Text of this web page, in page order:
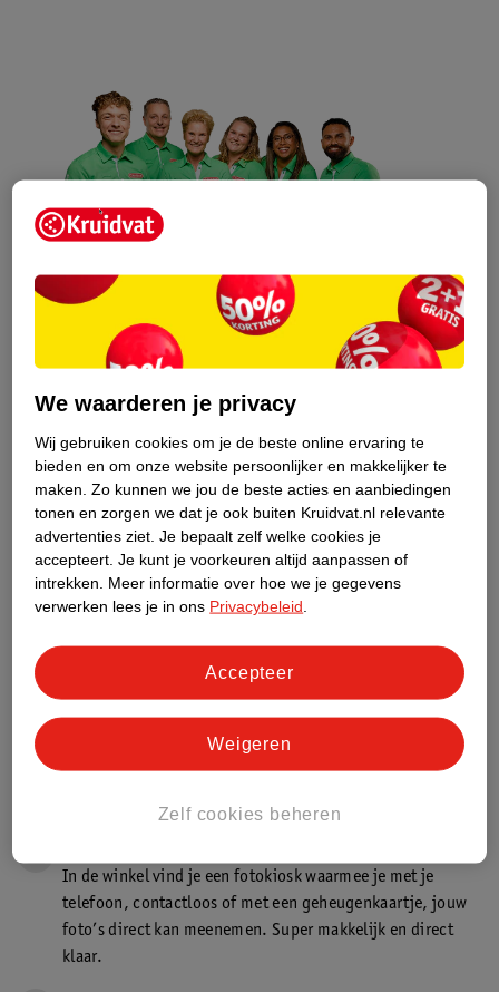
Kruidvat is een erkend specialist in
gezondheidsvraag ook is, stel hem aan
ons!
Stel je gezondheidsvraag
Ook in deze winkel
Kruidvat.nl ophaalpunt
winkel. Zo hoef je niet thuis te blijven voor de Kruidvat
Kruidvat is een gecertificeerd drogist. Dit betekent dat je
winkel én online!
In de winkel vind je een fotokiosk waarmee je met je
telefoon, contactloos of met een geheugenkaartje, jouw
foto’s direct kan meenemen. Super makkelijk en direct
klaar.
We waarderen je privacy
Wij gebruiken cookies om je de beste online ervaring te
bieden en om onze website persoonlijker en makkelijker te
maken. Zo kunnen we jou de beste acties en aanbiedingen
tonen en zorgen we dat je ook buiten Kruidvat.nl relevante
advertenties ziet. Je bepaalt zelf welke cookies je
accepteert. Je kunt je voorkeuren altijd aanpassen of
intrekken.
Meer informatie over hoe we je gegevens
verwerken lees je in ons Privacybeleid
Zelf cookies beheren
Weigeren
Accepteer